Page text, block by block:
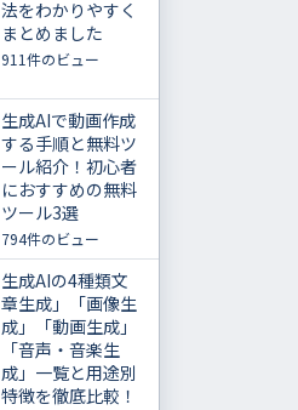
法をわかりやすく
まとめました
911件のビュー
生成AIで動画作成
する手順と無料ツ
ール紹介！初心者
におすすめの無料
ツール3選
794件のビュー
生成AIの4種類文
章生成」「画像生
成」「動画生成」
「音声・音楽生
成」一覧と用途別
特徴を徹底比較！